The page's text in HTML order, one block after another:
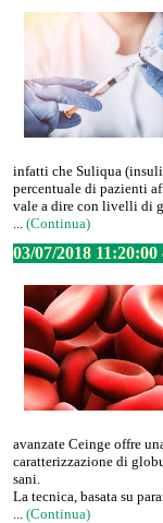
infatti che Suliqua
percentuale di pazienti
vale a dire con livelli di
... (Continua)
03/07/2018 11:20:00
avanzate Ceinge offre
caratterizzazione di
sani.
La tecnica, basata su
... (Continua)